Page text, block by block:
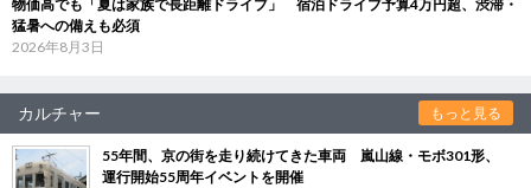
物価高でも「夏は家族で長距離ドライブ」 宿泊ドライブ予算4万円超、渋滞・
猛暑への備えも必須
2026年8月3日
カルチャー もっと見る
55年間、京の街を走り続けてきた車両 嵐山線・モボ301形、
運行開始55周年イベントを開催